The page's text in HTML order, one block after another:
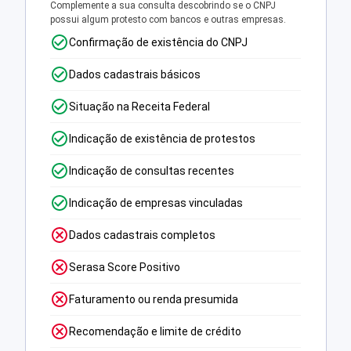
Complemente a sua consulta descobrindo se o CNPJ
possui algum protesto com bancos e outras empresas.
Confirmação de existência do CNPJ
Dados cadastrais básicos
Situação na Receita Federal
Indicação de existência de protestos
Indicação de consultas recentes
Indicação de empresas vinculadas
Dados cadastrais completos
Serasa Score Positivo
Faturamento ou renda presumida
Recomendação e limite de crédito